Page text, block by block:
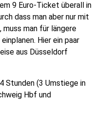
9 Euro-Ticket überall in
dass man aber nur mit
muss man für längere
Hier ein paar
aus Düsseldorf
Stunden (3 Umstiege in
Hbf und